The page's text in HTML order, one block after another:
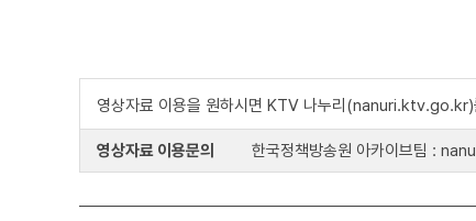
영상자료 이용을 원하시면 KTV 나누리(nanuri.ktv.go.kr)
영상자료 이용문의 한국정책방송원 아카이브팀 :